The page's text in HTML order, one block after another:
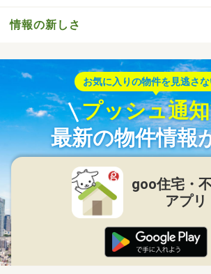
情報の新しさ
お気に入りの物件を見逃さな
プッシュ通
最新の物件情報
goo住宅・
アプリ